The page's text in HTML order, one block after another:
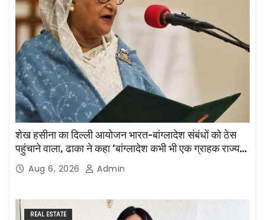
शेख हसीना का दिल्ली आयोजन भारत-बांग्लादेश संबंधों को ठेस
पहुंचाने वाला, ढाका ने कहा ‘बांग्लादेश कभी भी एक ग्राहक राज्य
नहीं होगा’
Aug 6, 2026 Admin
REAL ESTATE